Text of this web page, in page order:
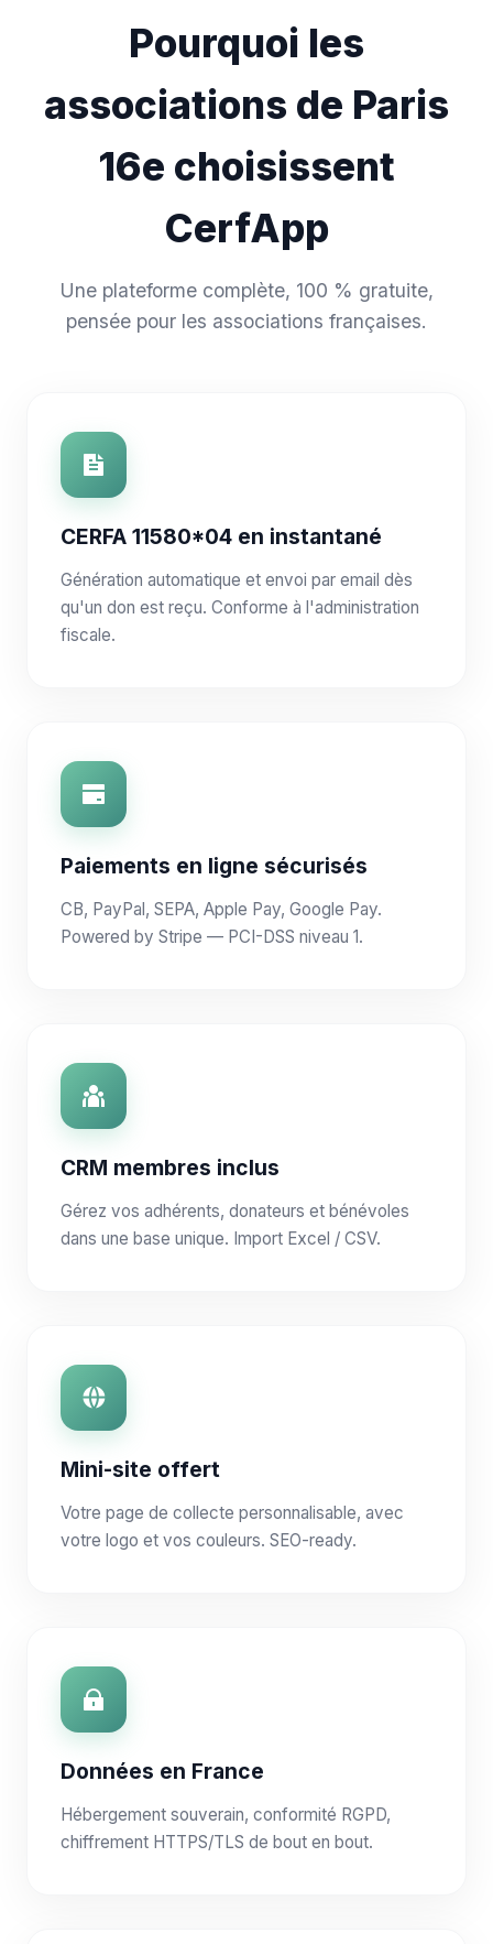
Pourquoi les
associations de Paris
16e choisissent
CerfApp
Une plateforme complète, 100 % gratuite,
pensée pour les associations françaises.
CERFA 11580*04 en instantané
Génération automatique et envoi par email dès
qu'un don est reçu. Conforme à l'administration
fiscale.
Paiements en ligne sécurisés
CB, PayPal, SEPA, Apple Pay, Google Pay.
Powered by Stripe — PCI-DSS niveau 1.
CRM membres inclus
Gérez vos adhérents, donateurs et bénévoles
dans une base unique. Import Excel / CSV.
Mini-site offert
Votre page de collecte personnalisable, avec
votre logo et vos couleurs. SEO-ready.
Données en France
Hébergement souverain, conformité RGPD,
chiffrement HTTPS/TLS de bout en bout.